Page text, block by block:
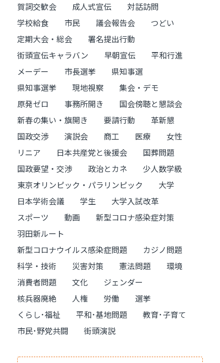
賀詞交歓会
成人式宣伝
対話訪問
学校給食
市民 議会報告会
つどい
定期大会・総会
署名提出行動
街頭宣伝キャラバン
早朝宣伝
平和行進
メーデー
市長選挙
県知事選
県知事選挙
現地視察
集会・デモ
原発ゼロ
事務所開き
国会傍聴と懇談会
新春の集い・旗開き
要請行動
革新懇
国政交渉
演説会 商工 医療
女性
リニア
日本共産党と後援会
国葬問題
国政要望・交渉
政治とカネ
少人数学級
東京オリンピック・パラリンピック
大学
日本学術会議
学生
大学入試改革
スポーツ
動画
新型コロナ感染症対策
羽田新ルート
新型コロナウイルス感染症問題
カジノ問題
科学・技術
災害対策 憲法問題
環境
消費者問題
文化
ジェンダー
核兵器廃絶
人権 労働
選挙
くらし･福祉
平和･基地問題
教育･子育て
市民･野党共闘
街頭演説